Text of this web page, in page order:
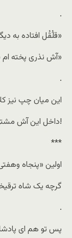
.
«قلُقُل افتاده به دیگ انقلاب»
«آش نذری پخته ام بهر ثواب»
.
این میان چپ نیز
داخل این آش مشتی لپّه شد!
***
اولین «پنجاه
گرچه یک شاه
.
پس تو هم ای